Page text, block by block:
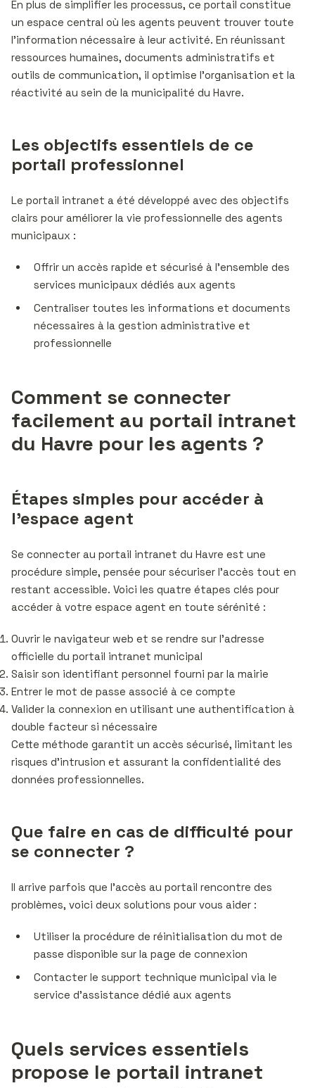
En plus de simplifier les processus, ce portail constitue
un espace central où les agents peuvent trouver toute
l’information nécessaire à leur activité. En réunissant
ressources humaines, documents administratifs et
outils de communication, il optimise l’organisation et la
réactivité au sein de la municipalité du Havre.
Les objectifs essentiels de ce
portail professionnel
Le portail intranet a été développé avec des objectifs
clairs pour améliorer la vie professionnelle des agents
municipaux :
Offrir un accès rapide et sécurisé à l’ensemble des
services municipaux dédiés aux agents
Centraliser toutes les informations et documents
nécessaires à la gestion administrative et
professionnelle
Comment se connecter
facilement au portail intranet
du Havre pour les agents ?
Étapes simples pour accéder à
l’espace agent
Se connecter au portail intranet du Havre est une
procédure simple, pensée pour sécuriser l’accès tout en
restant accessible. Voici les quatre étapes clés pour
accéder à votre espace agent en toute sérénité :
Ouvrir le navigateur web et se rendre sur l’adresse
officielle du portail intranet municipal
Saisir son identifiant personnel fourni par la mairie
Entrer le mot de passe associé à ce compte
Valider la connexion en utilisant une authentification à
double facteur si nécessaire
Cette méthode garantit un accès sécurisé, limitant les
risques d’intrusion et assurant la confidentialité des
données professionnelles.
Que faire en cas de difficulté pour
se connecter ?
Il arrive parfois que l’accès au portail rencontre des
problèmes, voici deux solutions pour vous aider :
Utiliser la procédure de réinitialisation du mot de
passe disponible sur la page de connexion
Contacter le support technique municipal via le
service d’assistance dédié aux agents
Quels services essentiels
propose le portail intranet